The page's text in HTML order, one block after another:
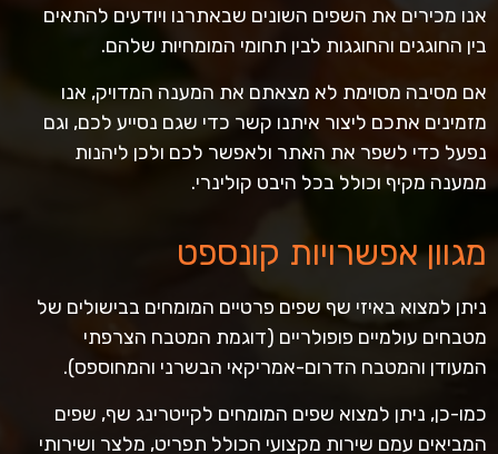
אנו מכירים את השפים השונים שבאתרנו ויודעים להתאים
בין החוגגים והחוגגות לבין תחומי המומחיות שלהם.
אם מסיבה מסוימת לא מצאתם את המענה המדויק, אנו
מזמינים אתכם ליצור איתנו קשר כדי שגם נסייע לכם, וגם
נפעל כדי לשפר את האתר ולאפשר לכם ולכן ליהנות
ממענה מקיף וכולל בכל היבט קולינרי.
מגוון אפשרויות קונספט
ניתן למצוא באיזי שף שפים פרטיים המומחים בבישולים של
מטבחים עולמיים פופולריים (דוגמת המטבח הצרפתי
המעודן והמטבח הדרום-אמריקאי הבשרני והמחוספס).
כמו-כן, ניתן למצוא שפים המומחים לקייטרינג שף, שפים
המביאים עמם שירות מקצועי הכולל תפריט, מלצר ושירותי